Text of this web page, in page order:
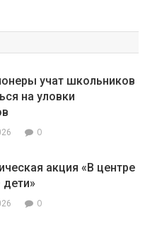
учат школьников
на уловки
0
акция «В центре
0